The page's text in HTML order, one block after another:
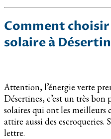
Comment
solaire à
Attention, l’énergie verte
Désertines, c’est un très
solaires qui ont les meilleurs
attire aussi des escroqueries.
lettre.